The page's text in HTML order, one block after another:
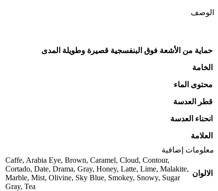
الوصف
حماية من الأشعة فوق البنفسجية قصيرة وطويلة المدى
الخامة
محتوى الماء
قطر العدسة
انحناء العدسة
العلامة
معلومات إضافية
الالوان
Caffe, Arabia Eye, Brown, Caramel, Cloud, Contour,
Cortado, Date, Drama, Gray, Honey, Latte, Lime, Malakite,
Marble, Mist, Olivine, Sky Blue, Smokey, Snowy, Sugar
Gray, Tea